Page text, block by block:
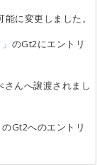
に変更しました。
のGt2にエントリ
さんへ譲渡されまし
のGt2へのエントリ